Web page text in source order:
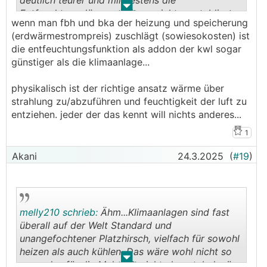
. .
Entfeuchtungslösung weitaus nicht so etabliert
wie Klimaanlagen...
wenn man fbh und bka der heizung und speicherung
(erdwärmestrompreis) zuschlägt (sowiesokosten) ist
die entfeuchtungsfunktion als addon der kwl sogar
günstiger als die klimaanlage...
physikalisch ist der richtige ansatz wärme über
strahlung zu/abzuführen und feuchtigkeit der luft zu
entziehen. jeder der das kennt will nichts anderes...
1
Akani 24.3.2025 (#19)
. .
melly210 schrieb: Ähm...Klimaanlagen sind fast
überall auf der Welt Standard und
unangefochtener Platzhirsch, vielfach für sowohl
heizen als auch kühlen. Das wäre wohl nicht so
wenn das für die Mehrheit nicht akzeptabel wäre